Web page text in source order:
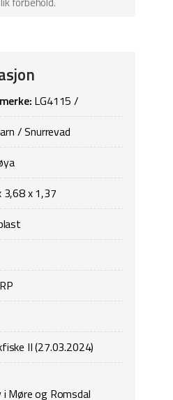
LG4115 /
/ Snurrevad
3,68 x 1,37
II (27.03.2024)
i Møre og Romsdal